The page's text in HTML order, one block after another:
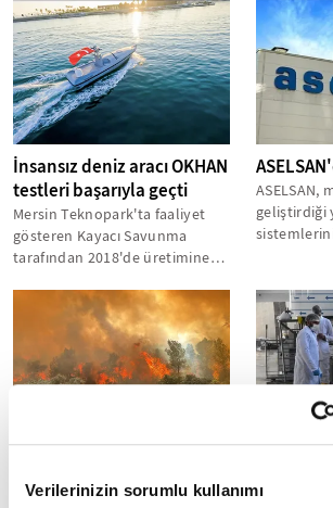
Verilerinizin sorumlu kullanımı
bir...
İnsansız deniz aracı OKHAN
testleri başarıyla geçti
Mersin Teknopark'ta faaliyet
gösteren Kayacı Savunma
tarafından 2018'de üretimine
ASELSAN,
geliştirdiği
mücadelede kullanılan